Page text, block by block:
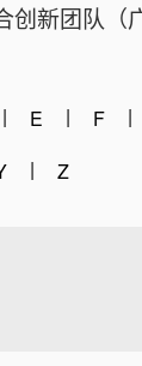
新团队（
| E | F |
| Z